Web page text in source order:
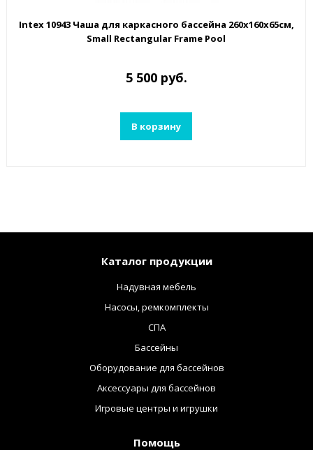
Intex 10943 Чаша для каркасного бассейна 260х160х65см,
Small Rectangular Frame Pool
5 500 руб.
В корзину
Каталог продукции
Надувная мебель
Насосы, ремкомплекты
СПА
Бассейны
Оборудование для бассейнов
Аксессуары для бассейнов
Игровые центры и игрушки
Помощь